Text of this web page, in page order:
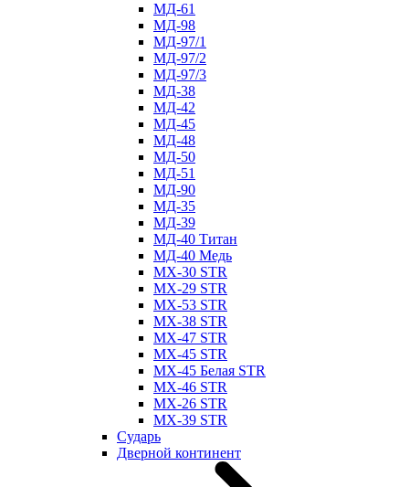
МД-61
МД-98
МД-97/1
МД-97/2
МД-97/3
МД-38
МД-42
МД-45
МД-48
МД-50
МД-51
МД-90
МД-35
МД-39
МД-40 Титан
МД-40 Медь
МХ-30 STR
МХ-29 STR
МХ-53 STR
МХ-38 STR
МХ-47 STR
МХ-45 STR
МХ-45 Белая STR
МХ-46 STR
МХ-26 STR
МХ-39 STR
Сударь
Дверной континент